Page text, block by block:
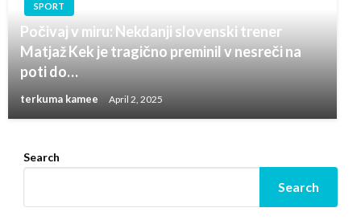
SPORT
Počivaj v miru: Nekdanji slovenski trener
Matjaž Kek je tragično preminil v nesreči na
poti do…
terkuma kamee April 2, 2025
Search
Search